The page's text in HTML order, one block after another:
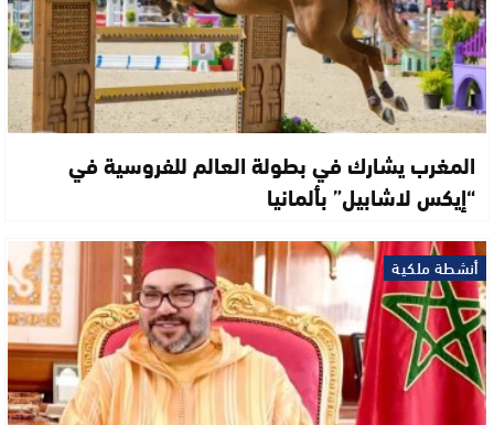
المغرب يشارك في بطولة العالم للفروسية في
“إيكس لاشابيل” بألمانيا
أنشطة ملكية